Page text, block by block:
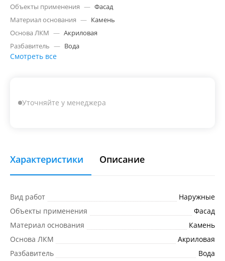
Объекты применения — Фасад
Материал основания — Камень
Основа ЛКМ — Акриловая
Разбавитель — Вода
Смотреть все
Уточняйте у менеджера
Характеристики Описание
Вид работ
Наружные
Объекты применения
Фасад
Материал основания
Камень
Основа ЛКМ
Акриловая
Разбавитель
Вода